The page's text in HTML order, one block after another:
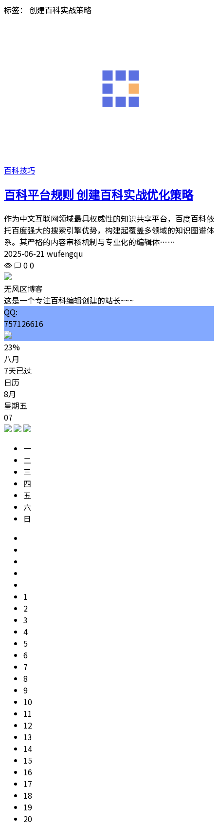
标签： 创建百科实战策略
百科技巧
百科平台规则 创建百科实战优化策略
作为中文互联网领域最具权威性的知识共享平台，百度百科依
托百度强大的搜索引擎优势，构建起覆盖多领域的知识图谱体
系。其严格的内容审核机制与专业化的编辑体……
2025-06-21 wufengqu
00
无风区博客
这是一个专注百科编辑创建的站长~~~
QQ:
757126616
23%
八月
7天已过
日历
8月
星期五
07
一
二
三
四
五
六
日
1
2
3
4
5
6
7
8
9
10
11
12
13
14
15
16
17
18
19
20